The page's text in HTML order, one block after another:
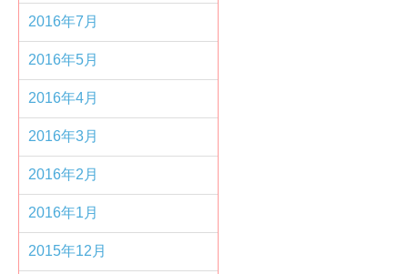
2016年7月
2016年5月
2016年4月
2016年3月
2016年2月
2016年1月
2015年12月